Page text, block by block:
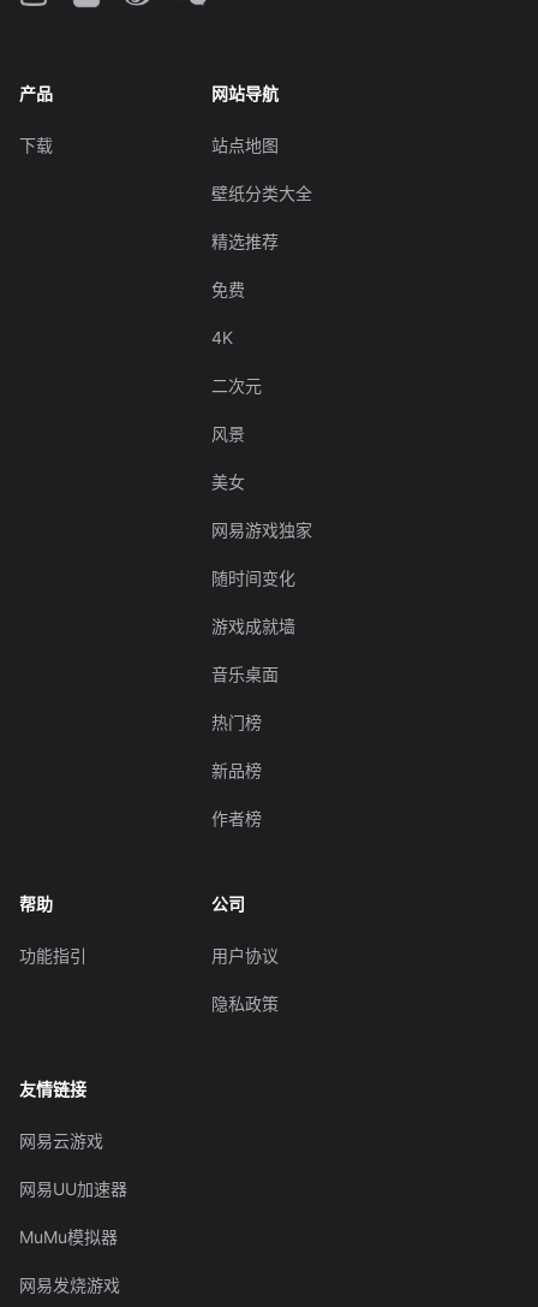
产品
下载
网站导航
站点地图
壁纸分类大全
精选推荐
免费
4K
二次元
风景
美女
网易游戏独家
随时间变化
游戏成就墙
音乐桌面
热门榜
新品榜
作者榜
帮助
功能指引
公司
用户协议
隐私政策
友情链接
网易云游戏
网易UU加速器
MuMu模拟器
网易发烧游戏